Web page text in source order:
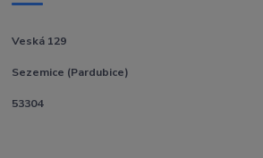
Veská 129
Sezemice (Pardubice)
53304